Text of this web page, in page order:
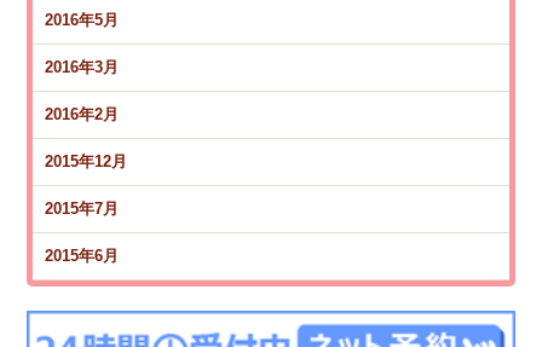
2016年5月
2016年3月
2016年2月
2015年12月
2015年7月
2015年6月